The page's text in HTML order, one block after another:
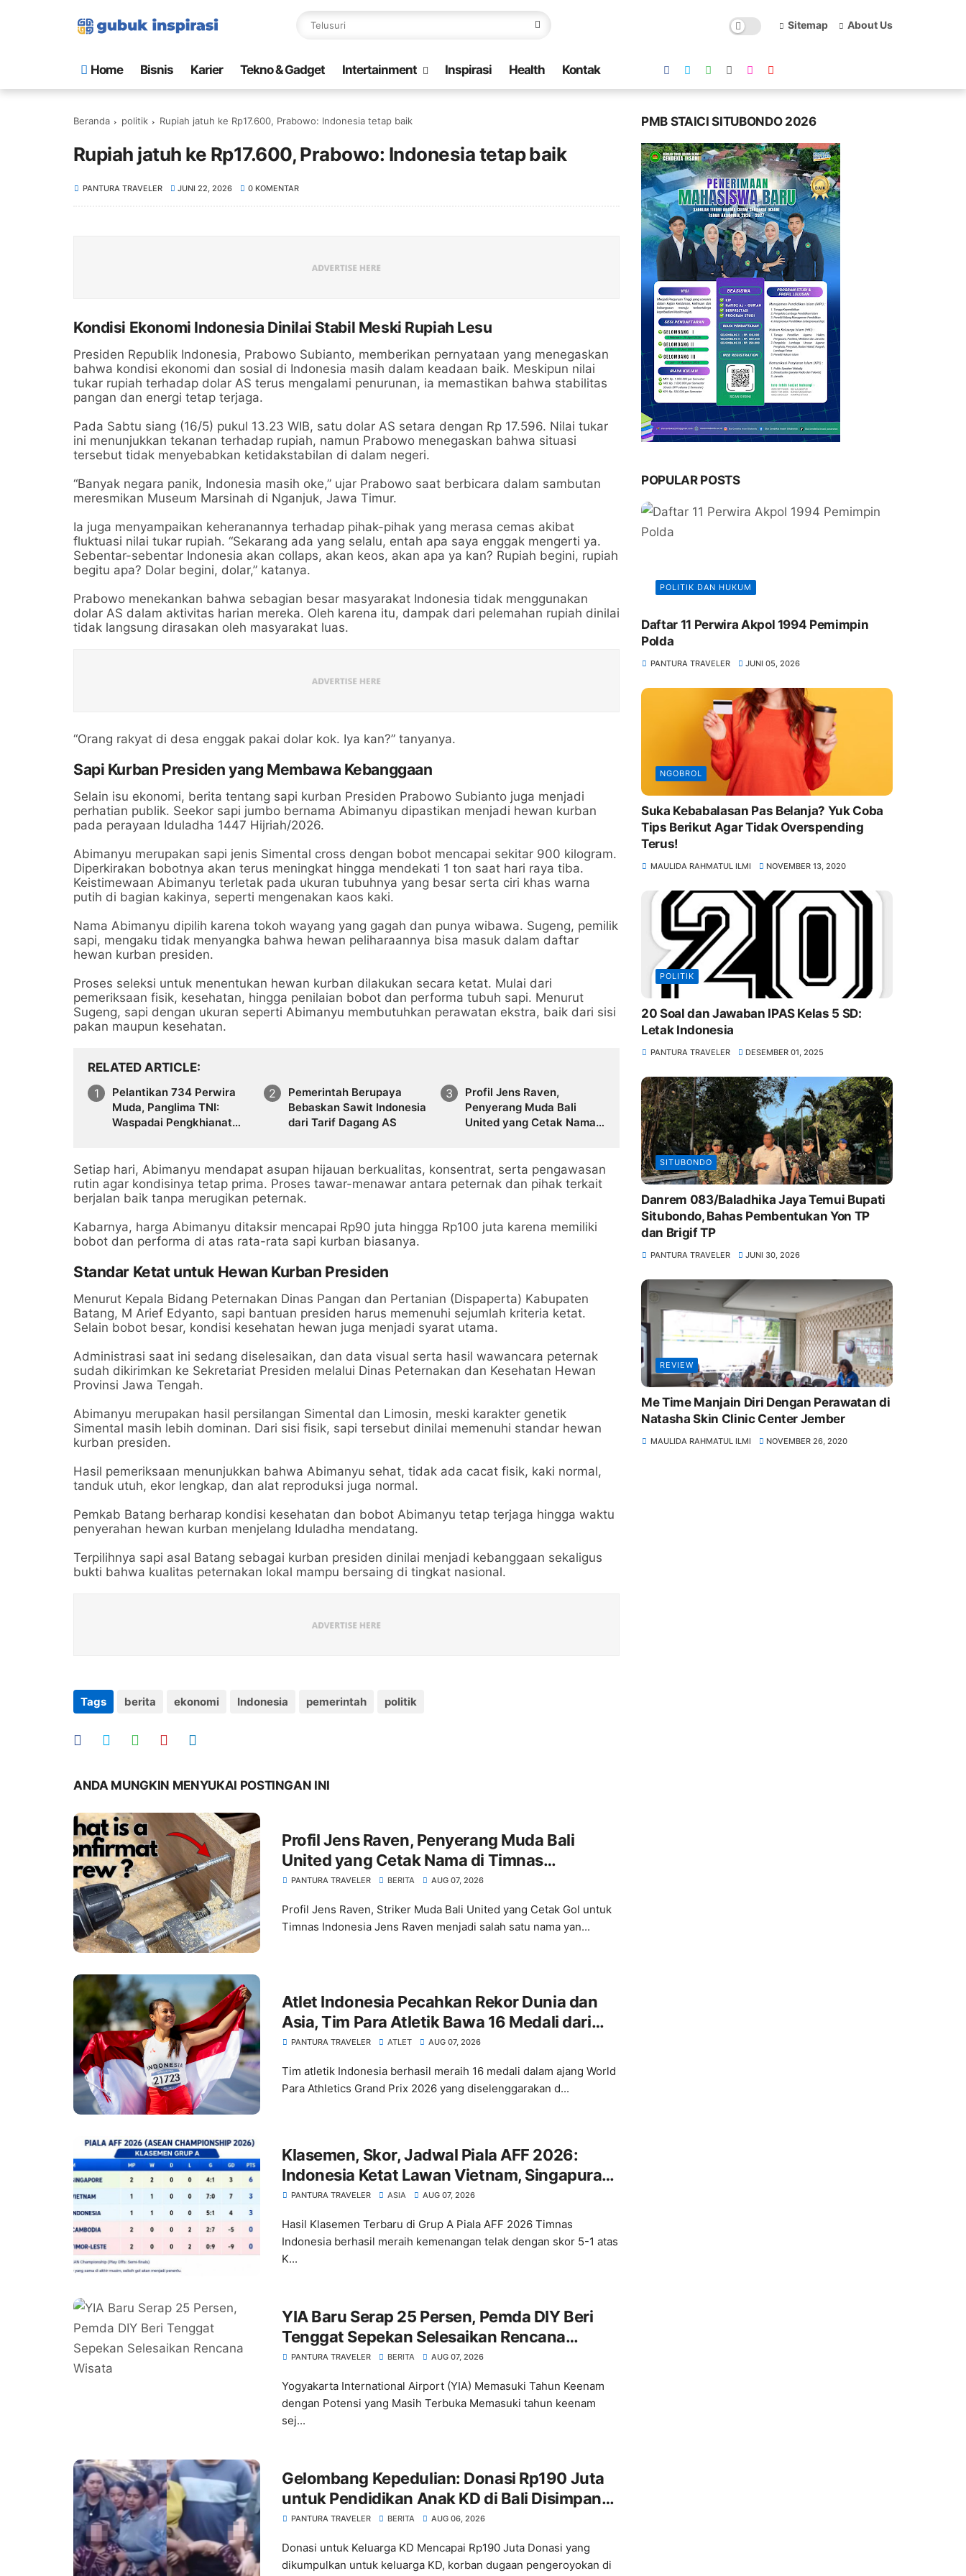
Sitemap About Us
Home Bisnis Karier Tekno & Gadget Intertainment Inspirasi Health Kontak
Beranda politik Rupiah jatuh ke Rp17.600, Prabowo: Indonesia tetap baik
Rupiah jatuh ke Rp17.600, Prabowo: Indonesia tetap baik
PANTURA TRAVELER JUNI 22, 2026 0 KOMENTAR
Kondisi Ekonomi Indonesia Dinilai Stabil Meski Rupiah Lesu
Presiden Republik Indonesia, Prabowo Subianto, memberikan pernyataan yang menegaskan
bahwa kondisi ekonomi dan sosial di Indonesia masih dalam keadaan baik. Meskipun nilai
tukar rupiah terhadap dolar AS terus mengalami penurunan, ia memastikan bahwa stabilitas
pangan dan energi tetap terjaga.
Pada Sabtu siang (16/5) pukul 13.23 WIB, satu dolar AS setara dengan Rp 17.596. Nilai tukar
ini menunjukkan tekanan terhadap rupiah, namun Prabowo menegaskan bahwa situasi
tersebut tidak menyebabkan ketidakstabilan di dalam negeri.
“Banyak negara panik, Indonesia masih oke,” ujar Prabowo saat berbicara dalam sambutan
meresmikan Museum Marsinah di Nganjuk, Jawa Timur.
Ia juga menyampaikan keheranannya terhadap pihak-pihak yang merasa cemas akibat
fluktuasi nilai tukar rupiah. “Sekarang ada yang selalu, entah apa saya enggak mengerti ya.
Sebentar-sebentar Indonesia akan collaps, akan keos, akan apa ya kan? Rupiah begini, rupiah
begitu apa? Dolar begini, dolar,” katanya.
Prabowo menekankan bahwa sebagian besar masyarakat Indonesia tidak menggunakan
dolar AS dalam aktivitas harian mereka. Oleh karena itu, dampak dari pelemahan rupiah dinilai
tidak langsung dirasakan oleh masyarakat luas.
“Orang rakyat di desa enggak pakai dolar kok. Iya kan?” tanyanya.
Sapi Kurban Presiden yang Membawa Kebanggaan
Selain isu ekonomi, berita tentang sapi kurban Presiden Prabowo Subianto juga menjadi
perhatian publik. Seekor sapi jumbo bernama Abimanyu dipastikan menjadi hewan kurban
pada perayaan Iduladha 1447 Hijriah/2026.
Abimanyu merupakan sapi jenis Simental cross dengan bobot mencapai sekitar 900 kilogram.
Diperkirakan bobotnya akan terus meningkat hingga mendekati 1 ton saat hari raya tiba.
Keistimewaan Abimanyu terletak pada ukuran tubuhnya yang besar serta ciri khas warna
putih di bagian kakinya, seperti mengenakan kaos kaki.
Nama Abimanyu dipilih karena tokoh wayang yang gagah dan punya wibawa. Sugeng, pemilik
sapi, mengaku tidak menyangka bahwa hewan peliharaannya bisa masuk dalam daftar
hewan kurban presiden.
Proses seleksi untuk menentukan hewan kurban dilakukan secara ketat. Mulai dari
pemeriksaan fisik, kesehatan, hingga penilaian bobot dan performa tubuh sapi. Menurut
Sugeng, sapi dengan ukuran seperti Abimanyu membutuhkan perawatan ekstra, baik dari sisi
pakan maupun kesehatan.
RELATED ARTICLE
Pelantikan 734 Perwira
Muda, Panglima TNI:
Waspadai Pengkhianat
Pemerintah Berupaya
Bebaskan Sawit Indonesia
dari Tarif Dagang AS
Profil Jens Raven,
Penyerang Muda Bali
United yang Cetak Nama
Setiap hari, Abimanyu mendapat asupan hijauan berkualitas, konsentrat, serta pengawasan
rutin agar kondisinya tetap prima. Proses tawar-menawar antara peternak dan pihak terkait
berjalan baik tanpa merugikan peternak.
Kabarnya, harga Abimanyu ditaksir mencapai Rp90 juta hingga Rp100 juta karena memiliki
bobot dan performa di atas rata-rata sapi kurban biasanya.
Standar Ketat untuk Hewan Kurban Presiden
Menurut Kepala Bidang Peternakan Dinas Pangan dan Pertanian (Dispaperta) Kabupaten
Batang, M Arief Edyanto, sapi bantuan presiden harus memenuhi sejumlah kriteria ketat.
Selain bobot besar, kondisi kesehatan hewan juga menjadi syarat utama.
Administrasi saat ini sedang diselesaikan, dan data visual serta hasil wawancara peternak
sudah dikirimkan ke Sekretariat Presiden melalui Dinas Peternakan dan Kesehatan Hewan
Provinsi Jawa Tengah.
Abimanyu merupakan hasil persilangan Simental dan Limosin, meski karakter genetik
Simental masih lebih dominan. Dari sisi fisik, sapi tersebut dinilai memenuhi standar hewan
kurban presiden.
Hasil pemeriksaan menunjukkan bahwa Abimanyu sehat, tidak ada cacat fisik, kaki normal,
tanduk utuh, ekor lengkap, dan alat reproduksi juga normal.
Pemkab Batang berharap kondisi kesehatan dan bobot Abimanyu tetap terjaga hingga waktu
penyerahan hewan kurban menjelang Iduladha mendatang.
Terpilihnya sapi asal Batang sebagai kurban presiden dinilai menjadi kebanggaan sekaligus
bukti bahwa kualitas peternakan lokal mampu bersaing di tingkat nasional.
Tags berita ekonomi Indonesia pemerintah politik
ANDA MUNGKIN MENYUKAI POSTINGAN INI
Profil Jens Raven, Penyerang Muda Bali
United yang Cetak Nama di Timnas
Indonesia
PANTURA TRAVELER BERITA AUG 07, 2026
Profil Jens Raven, Striker Muda Bali United yang Cetak Gol untuk
Timnas Indonesia Jens Raven menjadi salah satu nama yan...
Atlet Indonesia Pecahkan Rekor Dunia dan
Asia, Tim Para Atletik Bawa 16 Medali dari
Meksiko
PANTURA TRAVELER ATLET AUG 07, 2026
Tim atletik Indonesia berhasil meraih 16 medali dalam ajang World
Para Athletics Grand Prix 2026 yang diselenggarakan d...
Klasemen, Skor, Jadwal Piala AFF 2026:
Indonesia Ketat Lawan Vietnam, Singapura
Dominasi
PANTURA TRAVELER ASIA AUG 07, 2026
Hasil Klasemen Terbaru di Grup A Piala AFF 2026 Timnas
Indonesia berhasil meraih kemenangan telak dengan skor 5-1 atas
K...
YIA Baru Serap 25 Persen, Pemda DIY Beri
Tenggat Sepekan Selesaikan Rencana
Wisata
PANTURA TRAVELER BERITA AUG 07, 2026
Yogyakarta International Airport (YIA) Memasuki Tahun Keenam
dengan Potensi yang Masih Terbuka Memasuki tahun keenam
sej...
Gelombang Kepedulian: Donasi Rp190 Juta
untuk Pendidikan Anak KD di Bali Disimpan
dalam Deposito
PANTURA TRAVELER BERITA AUG 06, 2026
Donasi untuk Keluarga KD Mencapai Rp190 Juta Donasi yang
dikumpulkan untuk keluarga KD, korban dugaan pengeroyokan di
PMB STAICI SITUBONDO 2026
POPULAR POSTS
POLITIK DAN HUKUM
Daftar 11 Perwira Akpol 1994 Pemimpin
Polda
PANTURA TRAVELER JUNI 05, 2026
NGOBROL
Suka Kebabalasan Pas Belanja? Yuk Coba
Tips Berikut Agar Tidak Overspending
Terus!
MAULIDA RAHMATUL ILMI NOVEMBER 13, 2020
POLITIK
20 Soal dan Jawaban IPAS Kelas 5 SD:
Letak Indonesia
PANTURA TRAVELER DESEMBER 01, 2025
SITUBONDO
Danrem 083/Baladhika Jaya Temui Bupati
Situbondo, Bahas Pembentukan Yon TP
dan Brigif TP
PANTURA TRAVELER JUNI 30, 2026
REVIEW
Me Time Manjain Diri Dengan Perawatan di
Natasha Skin Clinic Center Jember
MAULIDA RAHMATUL ILMI NOVEMBER 26, 2020